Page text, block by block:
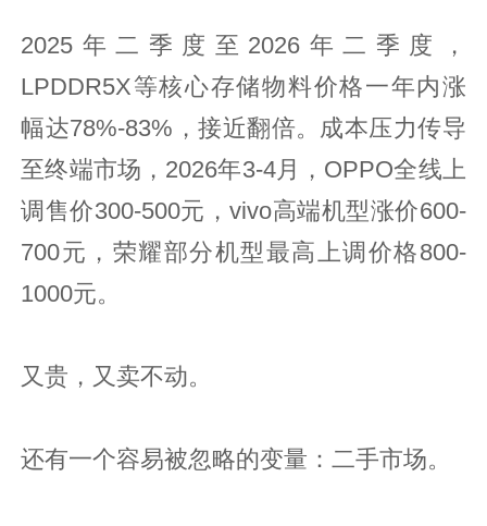
2025年二季度至2026年二季度，
LPDDR5X等核心存储物料价格一年内涨
幅达78%-83%，接近翻倍。成本压力传导
至终端市场，2026年3-4月，OPPO全线上
调售价300-500元，vivo高端机型涨价600-
700元，荣耀部分机型最高上调价格800-
1000元。
又贵，又卖不动。
还有一个容易被忽略的变量：二手市场。